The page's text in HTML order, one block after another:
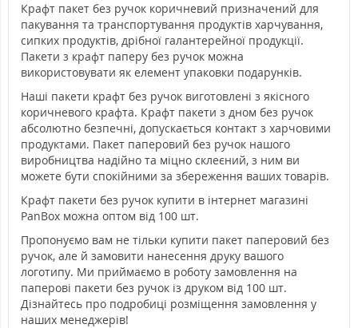
Крафт пакет без ручок коричневий призначений для
пакування та транспортування продуктів харчування,
сипких продуктів, дрібної галантерейної продукції.
Пакети з крафт паперу без ручок можна
використовувати як елемент упаковки подарунків.
Наші пакети крафт без ручок виготовлені з якісного
коричневого крафта. Крафт пакети з дном без ручок
абсолютно безпечні, допускається контакт з харчовими
продуктами. Пакет паперовий без ручок нашого
виробництва надійно та міцно склеєний, з ним ви
можете бути спокійними за збереження ваших товарів.
Крафт пакети без ручок купити в інтернет магазині
PanBox можна оптом від 100 шт.
Пропонуємо вам не тільки купити пакет паперовий без
ручок, але й замовити нанесення друку вашого
логотипу. Ми приймаємо в роботу замовлення на
паперові пакети без ручок із друком від 100 шт.
Дізнайтесь про подробиці розміщення замовлення у
наших менеджерів!